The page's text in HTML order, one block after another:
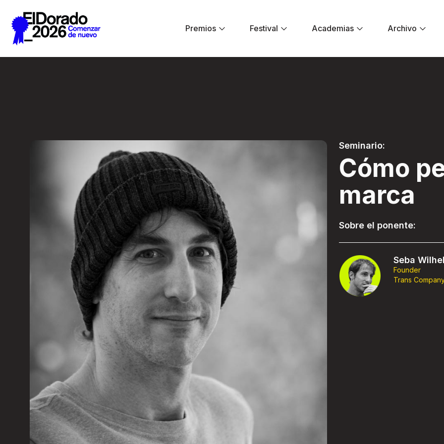
Premios
Festival Academias Archivo
Seminario:
Cómo
marca
Sobre el ponente:
Seba
Founder
Trans